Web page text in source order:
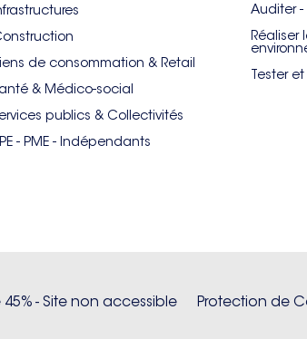
de consommation & Retail
& Médico-social
publics & Collectivités
- PME - Indépendants
Auditer -
Réaliser
Tester
- Site non accessible Protection de